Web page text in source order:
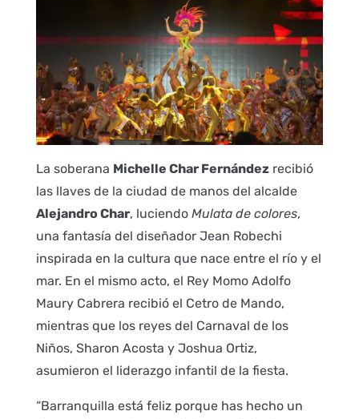
La soberana Michelle Char Fernándezrecibió
las llaves de la ciudad de manos del alcalde
Alejandro Char, luciendo Mulata de colores,
una fantasía del diseñador Jean Robechi
inspirada en la cultura que nace entre el río y el
mar. En el mismo acto, el Rey Momo Adolfo
Maury Cabrera recibió el Cetro de Mando,
mientras que los reyes del Carnaval de los
Niños, Sharon Acosta y Joshua Ortiz,
asumieron el liderazgo infantil de la fiesta.
“Barranquilla está feliz porque has hecho un